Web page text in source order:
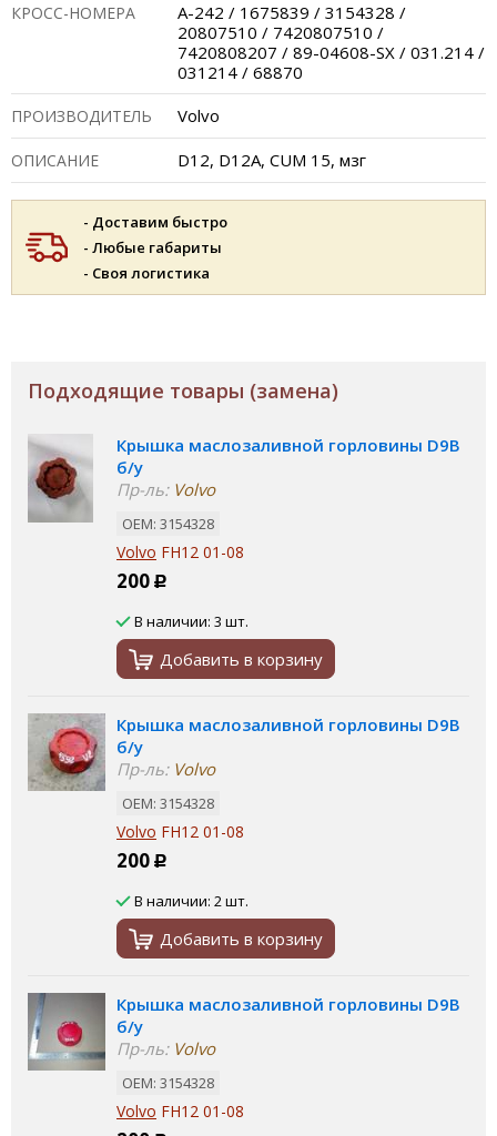
КРОСС-НОМЕРА
A-242 / 1675839 / 3154328 /
20807510 / 7420807510 /
7420808207 / 89-04608-SX / 031.214 /
031214 / 68870
ПРОИЗВОДИТЕЛЬ Volvo
ОПИСАНИЕ D12, D12A, CUM 15, мзг
- Доставим быстро
- Любые габариты
- Своя логистика
Подходящие товары (замена)
Крышка маслозаливной горловины D9B
б/у
Пр-ль:Volvo
ОЕМ: 3154328
Volvo FH12 01-08
200 Р
В наличии: 3 шт.
Добавить в корзину
Крышка маслозаливной горловины D9B
б/у
Пр-ль:Volvo
ОЕМ: 3154328
Volvo FH12 01-08
200 Р
В наличии: 2 шт.
Добавить в корзину
Крышка маслозаливной горловины D9B
б/у
Пр-ль:Volvo
ОЕМ: 3154328
Volvo FH12 01-08